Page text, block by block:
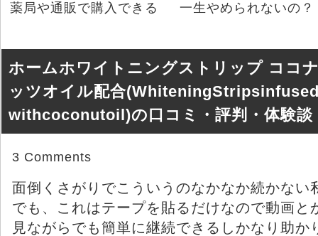
薬局や通販で購入できる
一生やめられないの？
ホームホワイトニングストリップ ココ
ッツオイル配合
withcoconutoil)の口コミ・評判・体験談
3 Comments
面倒くさがりでこういうのなかなか続かない
でも、これはテープを貼るだけなので動画と
見ながらでも簡単に継続できるしかなり助か